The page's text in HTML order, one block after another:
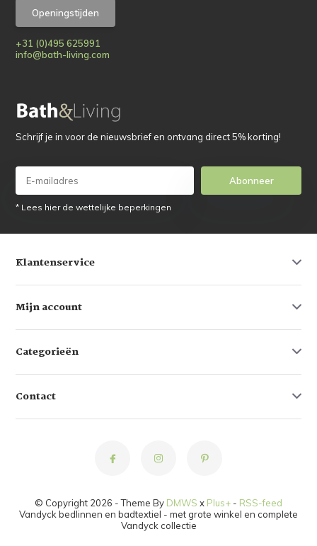
Openingstijden
+31 (0)495 625991
info@bath-living.com
Schrijf je in voor de nieuwsbrief en ontvang direct 5% korting!
Abonneer
* Lees hier de wettelijke beperkingen
Klantenservice
Mijn account
Categorieën
Contact
© Copyright 2026 - Theme By DMWS x Plus+ - RSS-feed
Vandyck bedlinnen en badtextiel - met grote winkel en complete
Vandyck collectie